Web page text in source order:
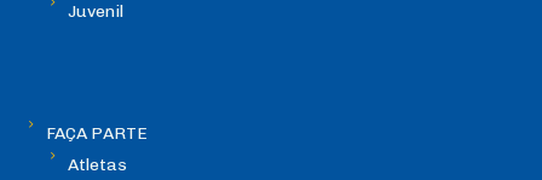
Juvenil
FAÇA PARTE
Atletas